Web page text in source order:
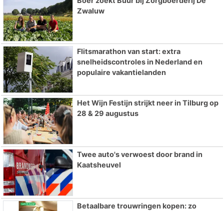
Zwaluw
Flitsmarathon van start: extra
snelheidscontroles in Nederland en
populaire vakantielanden
Het Wijn Festijn strijkt neer in Tilburg op
28 & 29 augustus
Twee auto's verwoest door brand in
Kaatsheuvel
Betaalbare trouwringen kopen: zo